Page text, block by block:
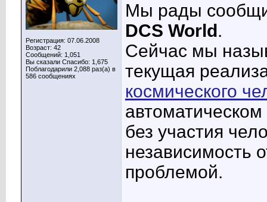
Регистрация: 07.06.2008
Возраст: 42
Сообщений: 1,051
Вы сказали Спасибо: 1,675
Поблагодарили 2,088 раз(а) в
586 сообщениях
Мы рады
DCS World .
Сейчас мы
текущая
космического
без участия
независимость
проблемой.